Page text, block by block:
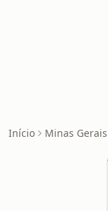
Início Minas Gerais